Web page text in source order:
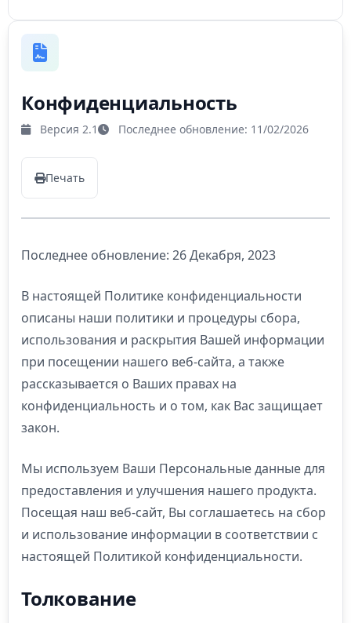
Конфиденциальность
Версия 2.1 Последнее обновление: 11/02/2026
Печать
Последнее обновление: 26 Декабря, 2023
В настоящей Политике конфиденциальности
описаны наши политики и процедуры сбора,
использования и раскрытия Вашей информации
при посещении нашего веб-сайта, а также
рассказывается о Ваших правах на
конфиденциальность и о том, как Вас защищает
закон.
Мы используем Ваши Персональные данные для
предоставления и улучшения нашего продукта.
Посещая наш веб-сайт, Вы соглашаетесь на сбор
и использование информации в соответствии с
настоящей Политикой конфиденциальности.
Толкование